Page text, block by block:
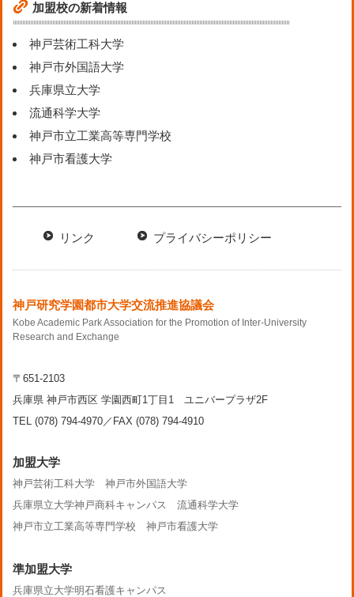
加盟校の新着情報
神戸芸術工科大学
神戸市外国語大学
兵庫県立大学
流通科学大学
神戸市立工業高等専門学校
神戸市看護大学
リンク プライバシーポリシー
神戸研究学園都市大学交流推進協議会
Kobe Academic Park Association for the Promotion of Inter-University
Research and Exchange
〒651-2103
兵庫県 神戸市西区 学園西町1丁目1 ユニバープラザ2F
TEL (078) 794-4970／FAX (078) 794-4910
加盟大学
神戸芸術工科大学
神戸市外国語大学
兵庫県立大学神戸商科キャンパス
流通科学大学
神戸市立工業高等専門学校
神戸市看護大学
準加盟大学
兵庫県立大学明石看護キャンパス